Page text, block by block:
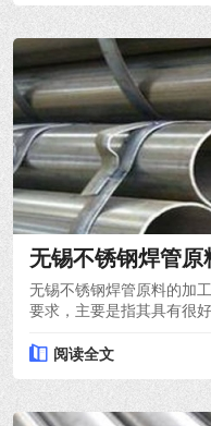
无锡不锈钢焊管原
无锡不锈钢焊管原料的加
要求，主要是指其具有很
阅读全文